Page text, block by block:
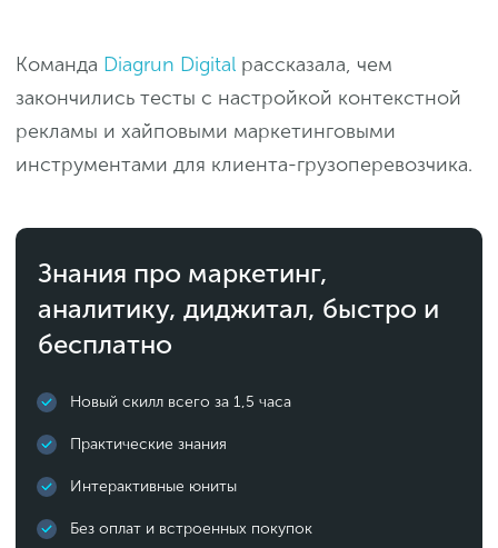
Команда Diagrun Digital рассказала, чем
закончились тесты с настройкой контекстной
рекламы и хайповыми маркетинговыми
инструментами для клиента-грузоперевозчика.
Знания про маркетинг,
аналитику, диджитал, быстро и
бесплатно
Новый скилл всего за 1,5 часа
Практические знания
Интерактивные юниты
Без оплат и встроенных покупок